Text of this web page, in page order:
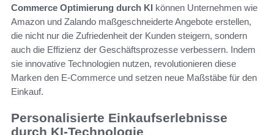
Commerce Optimierung durch KI können Unternehmen wie
Amazon und Zalando maßgeschneiderte Angebote erstellen,
die nicht nur die Zufriedenheit der Kunden steigern, sondern
auch die Effizienz der Geschäftsprozesse verbessern. Indem
sie innovative Technologien nutzen, revolutionieren diese
Marken den E-Commerce und setzen neue Maßstäbe für den
Einkauf.
Personalisierte Einkaufserlebnisse
durch KI-Technologie